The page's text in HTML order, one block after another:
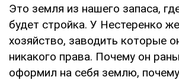
Это земля из нашего запаса,
будет стройка. У Нестеренко
хозяйство, заводить которые
никакого права. Почему он
оформил на себя землю,